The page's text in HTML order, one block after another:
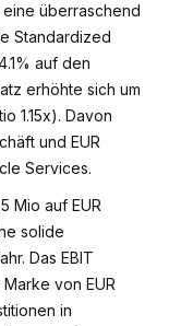
überraschend
Standardized
auf den
erhöhte sich um
1.15x). Davon
und EUR
Services.
Mio auf EUR
solide
Das EBIT
Marke von EUR
in